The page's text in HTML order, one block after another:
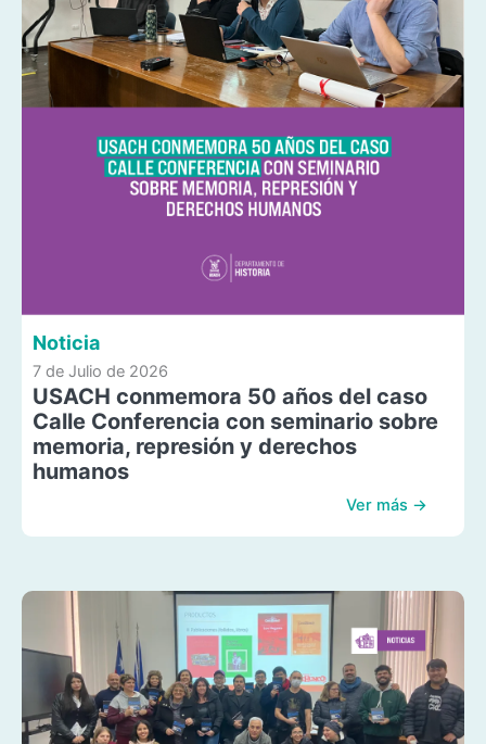
Noticia
7 de Julio de 2026
USACH conmemora 50 años del caso
Calle Conferencia con seminario sobre
memoria, represión y derechos
humanos
Ver más →